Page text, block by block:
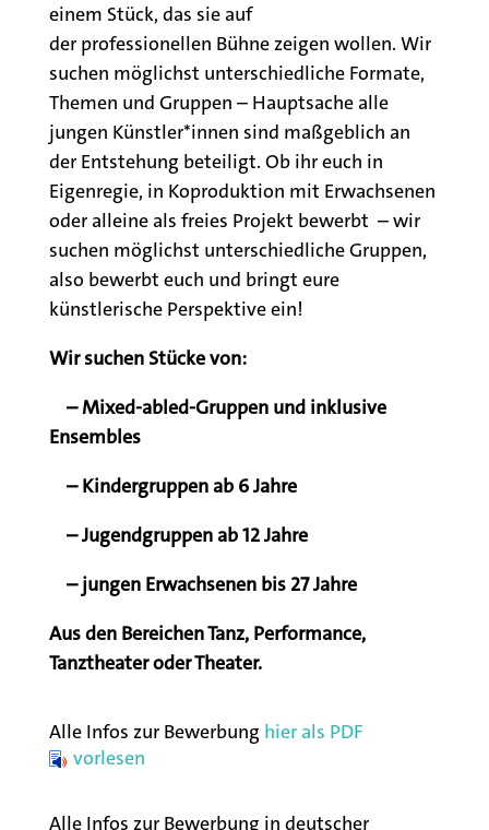
einem Stück, das sie auf
der professionellen Bühne zeigen wollen. Wir
suchen möglichst unterschiedliche Formate,
Themen und Gruppen – Hauptsache alle
jungen Künstler*innen sind maßgeblich an
der Entstehung beteiligt. Ob ihr euch in
Eigenregie, in Koproduktion mit Erwachsenen
oder alleine als freies Projekt bewerbt – wir
suchen möglichst unterschiedliche Gruppen,
also bewerbt euch und bringt eure
künstlerische Perspektive ein!
Wir suchen Stücke von:
– Mixed-abled-Gruppen und inklusive
Ensembles
– Kindergruppen ab 6 Jahre
– Jugendgruppen ab 12 Jahre
– jungen Erwachsenen bis 27 Jahre
Aus den Bereichen Tanz, Performance,
Tanztheater oder Theater.
Alle Infos zur Bewerbung hier als PDF
vorlesen
Alle Infos zur Bewerbung in deutscher